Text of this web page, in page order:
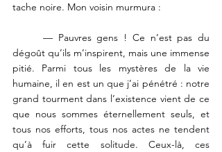
tache noire. Mon voisin murmura :
dégoût qu’ils m’inspirent, mais une immense
pitié. Parmi tous les mystères de la vie
humaine, il en est un que j’ai pénétré : notre
grand tourment dans l’existence vient de ce
que nous sommes éternellement seuls, et
tous nos efforts, tous nos actes ne tendent
qu’à fuir cette solitude. Ceux-là, ces